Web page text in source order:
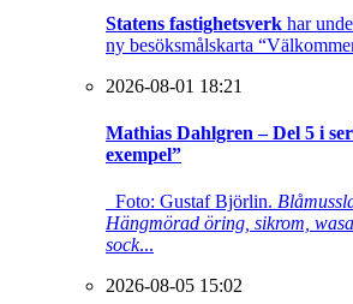
Statens fastighetsverk har
ny besöksmålskarta
2026-08-01 18:21
Mathias Dahlgren – Del 5 i
exempel”
Foto: Gustaf Björlin.
Hängmörad öring, sikrom,
sock...
2026-08-05 15:02